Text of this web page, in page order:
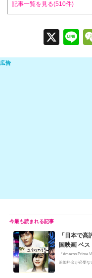
記事一覧を見る(510件)
X
n
「日本で
国映画 ベス
『Amazon Prime
追加料金が必要な